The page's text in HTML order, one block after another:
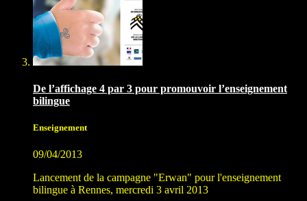
De l’affichage 4 par 3 pour promouvoir l’enseignement
bilingue
Enseignement
09/04/2013
Lancement de la campagne "Erwan" pour l'enseignement
bilingue à Rennes, mercredi 3 avril 2013